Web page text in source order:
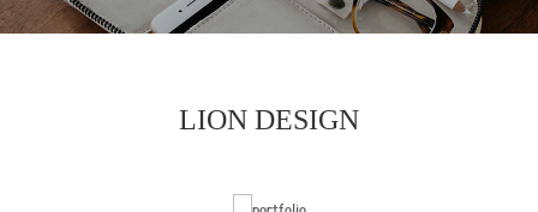
LION DESIGN